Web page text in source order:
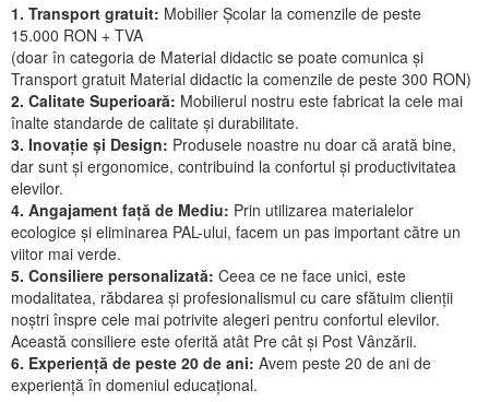
1. Transport gratuit: Mobilier Școlar la comenzile de peste
15.000 RON + TVA
(doar în categoria de Material didactic se poate comunica și
Transport gratuit Material didactic la comenzile de peste 300 RON)
2. Calitate Superioară: Mobilierul nostru este fabricat la cele mai
înalte standarde de calitate și durabilitate.
3. Inovație și Design: Produsele noastre nu doar că arată bine,
dar sunt și ergonomice, contribuind la confortul și productivitatea
elevilor.
4. Angajament față de Mediu: Prin utilizarea materialelor
ecologice și eliminarea PAL-ului, facem un pas important către un
viitor mai verde.
5. Consiliere personalizată: Ceea ce ne face unici, este
modalitatea, răbdarea și profesionalismul cu care sfătuim clienții
noștri înspre cele mai potrivite alegeri pentru confortul elevilor.
Această consiliere este oferită atât Pre cât și Post Vânzării.
6. Experiență de peste 20 de ani: Avem peste 20 de ani de
experiență în domeniul educațional.